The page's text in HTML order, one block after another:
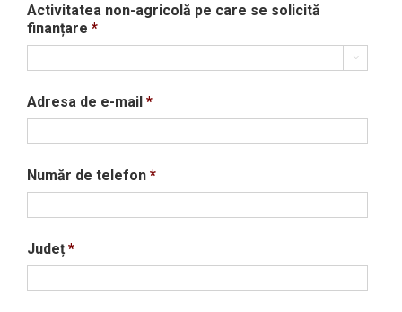
Activitatea non-agricolă pe care se solicită
finanțare *

Adresa de e-mail *
Număr de telefon *
Județ *